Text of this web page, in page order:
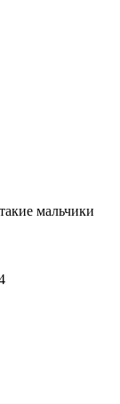
мальчики